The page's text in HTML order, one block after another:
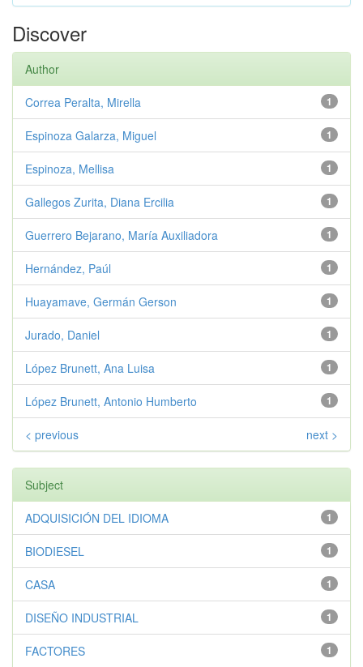
Discover
Author
1
Correa Peralta, Mirella
1
Espinoza Galarza, Miguel
1
Espinoza, Mellisa
1
Gallegos Zurita, Diana Ercilia
1
Guerrero Bejarano, María Auxiliadora
1
Hernández, Paúl
1
Huayamave, Germán Gerson
1
Jurado, Daniel
1
López Brunett, Ana Luisa
1
López Brunett, Antonio Humberto
< previous next >
Subject
1
ADQUISICIÓN DEL IDIOMA
1
BIODIESEL
1
CASA
1
DISEÑO INDUSTRIAL
1
FACTORES